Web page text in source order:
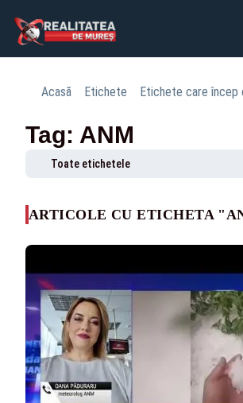
Acasă Etichete Etichete care încep
Tag: ANM
Toate etichetele
ARTICOLE CU ETICHETA